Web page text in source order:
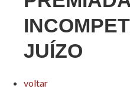
JUÍZO
voltar